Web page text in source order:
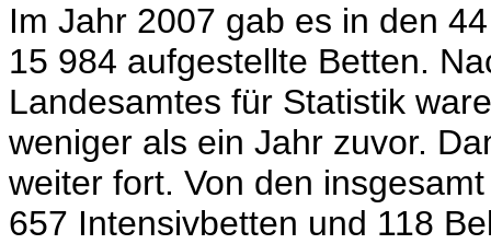
Im Jahr 2007 gab es in den
15 984 aufgestellte Betten.
Landesamtes für Statistik
weniger als ein Jahr zuvor.
weiter fort. Von den
657 Intensivbetten und 118